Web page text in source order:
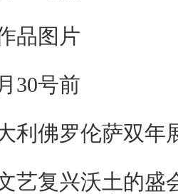
品图片
30号前
利佛罗伦萨双年
艺复兴沃土的盛